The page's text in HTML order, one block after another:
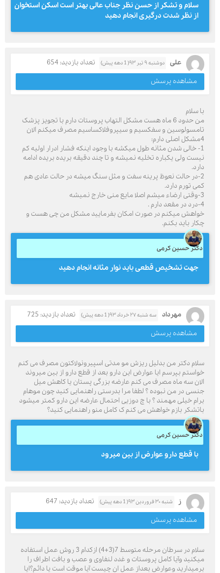
سلام و تشکر از حسن نظر جناب عالی بهتر است اسکن استخوان
از نظر شدت درگیری انجام دهید
علی دوشنبه ۹ تیر ۹۳( 1 دهه پیش)
تعداد بازدید: 654
مشاهده پرسش
با سلام
من حدود 6 ماه هست مشکل التهاب پروستات دارم با تجویز پزشک
تامسولوسین و سفکسیم و سیپروفلاکساسیم مصرف میکنم الان
4مشکل اصلی دارم:
1- خالی شدن مثانه طول میکشه با وجود اینکه فشار ادرار اولیه کم
نیست ولی یکباره تخلیه نمیشه و تا چند دقیقه بریده بریده ادامه
دارد.
2-در حالت نعوظ پرینه سفت و مثل سنگ میشه در حالت عادی هم
کمی تورم دارد.
3-وقتی ارضاء میشم اصلا مایع منی خارج نمیشه
4-درد در مقعد دارم .
خواهش میکنم در صورت امکان بفرمایید مشکل من چی هست و
چکار باید بکنم.
دکتر حسین کرمی
جهت تشخیص قطعی باید نوار مثانه انجام دهید
مهرداد سه شنبه ۲۷ خرداد ۹۳( 1 دهه پیش)
تعداد بازدید: 725
مشاهده پرسش
سلام دکتر من بدلیل ریزش مو مدتی اسپیرونولاکتون مصرف می کنم
خواستم بپرسم ایا عوارض این دارو بعد از قطع دارو از بین میروند
الان سه ماه مصرف می کنم عارضه بزرگی پستان یا کاهش میل
جنسی در من نبوده ؟ لطفا مرا بدرستی راهنمایی کنید چون موهام
برام خیلی مهمند ؟ با چ دوزیی احتمال عارضه این دارو کمتر میشود
باتشکر بازم خواهش می کنم ک کامل منو راهنمایی کنید؟
دکتر حسین کرمی
با قطع دارو عوارض از بین میرود
ز شنبه ۳۰ فروردین ۹۳( 1 دهه پیش)
تعداد بازدید: 647
مشاهده پرسش
سلام در سرطان مرحله متوسط 7(3+4) ازکدام 3 روش عمل استفاده
میکنید وآیا کامل پروستات و غدد لنفاوی و عصب و بافت اطراف را
برمیدارید وعوارض بعداز عمل ان چیست آیا موقت است یا دائم؟ایا